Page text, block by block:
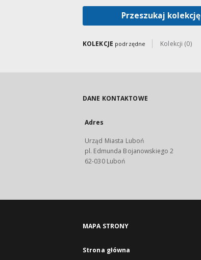
Przeszukaj kolekcję
KOLEKCJE podrzędne Kolekcji (0)
DANE KONTAKTOWE
Adres
Urząd Miasta Luboń
pl. Edmunda Bojanowskiego 2
62-030 Luboń
MAPA STRONY
Strona główna